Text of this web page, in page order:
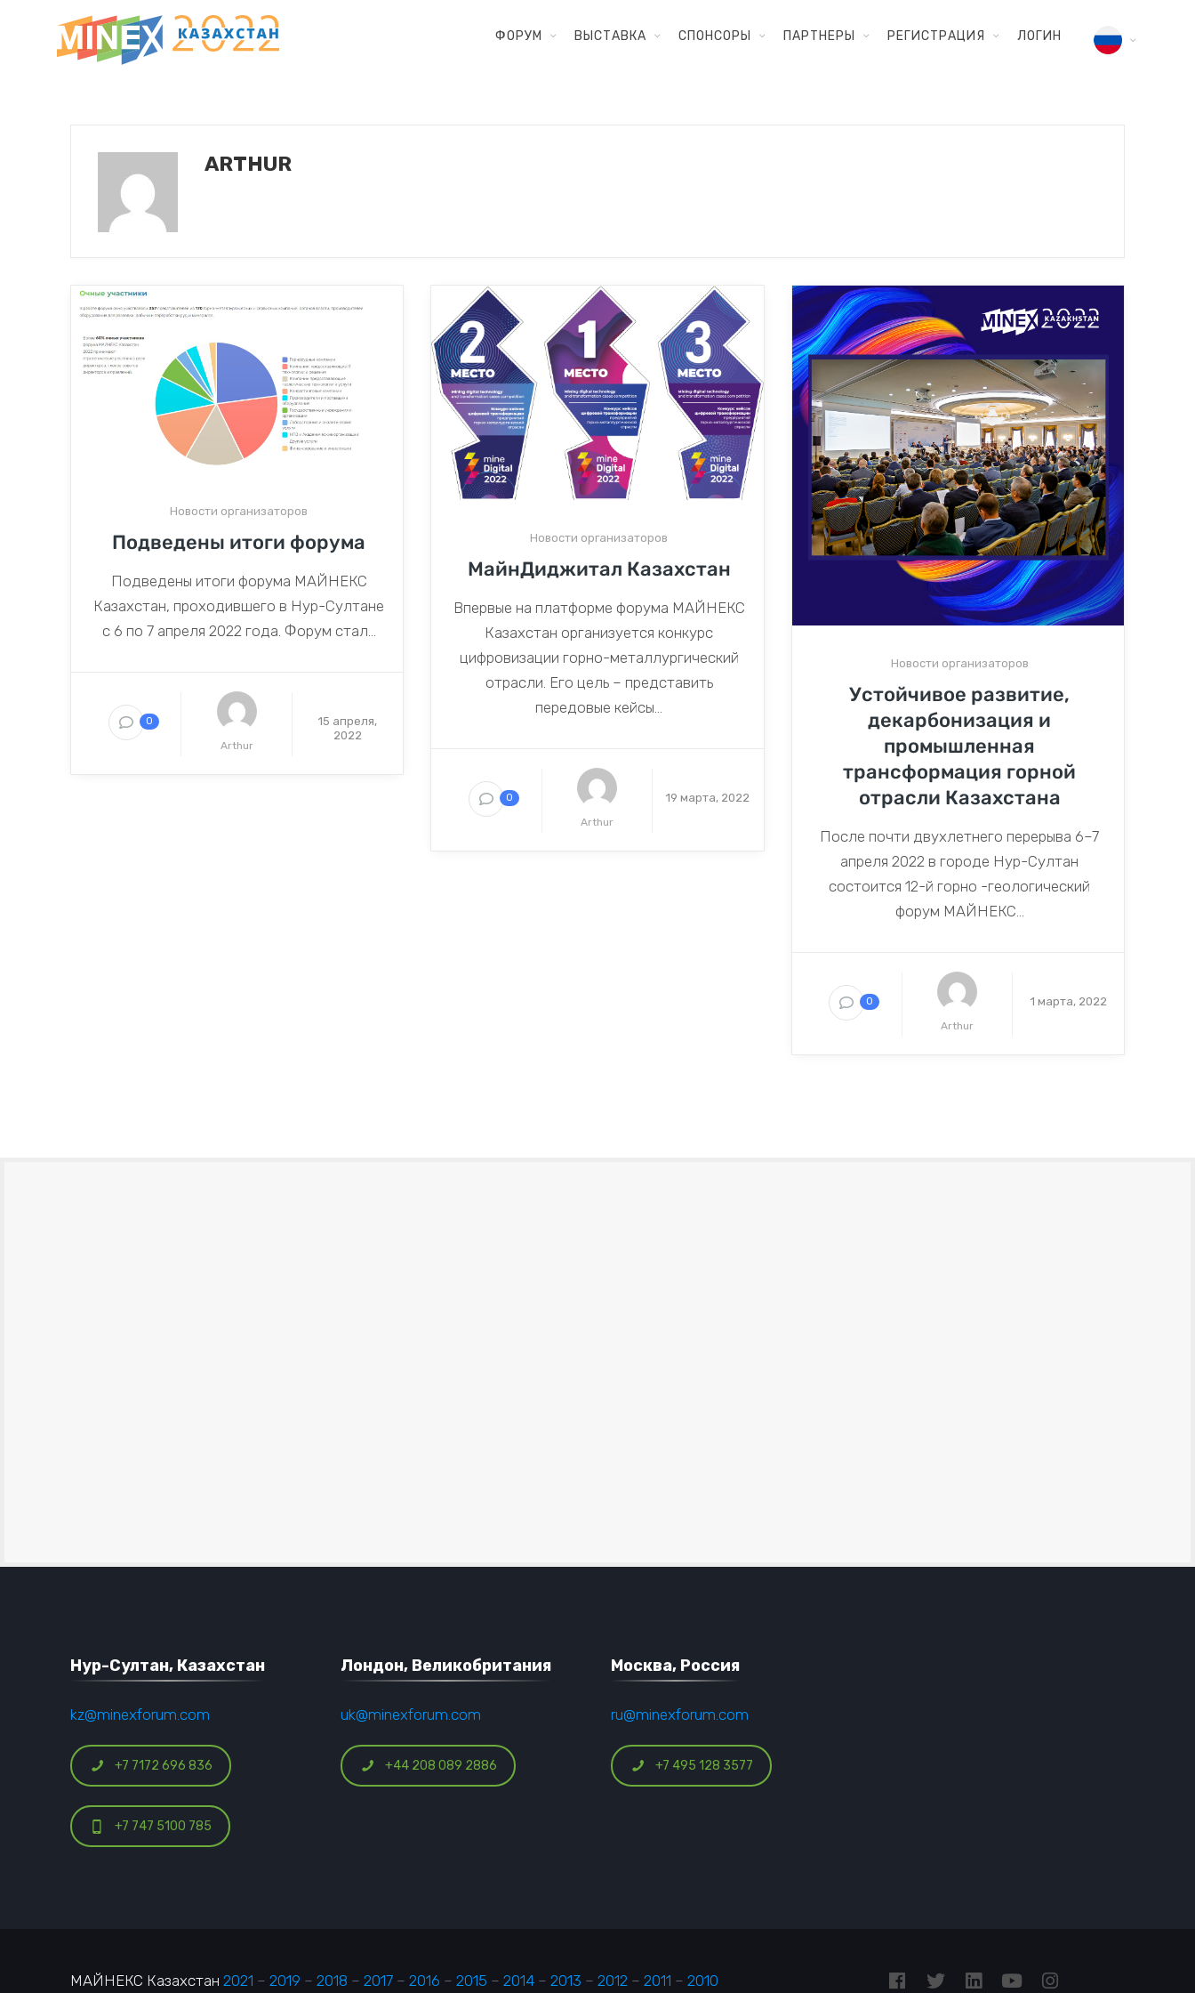
ФОРУМ ВЫСТАВКА СПОНСОРЫ ПАРТНЕРЫ РЕГИСТРАЦИЯ ЛОГИН
ARTHUR
Новости организаторов
Подведены итоги форума
Подведены итоги форума МАЙНЕКС
Казахстан, проходившего в Нур-Султане
с 6 по 7 апреля 2022 года. Форум стал...
0
Arthur
15 апреля,
2022
Новости организаторов
МайнДиджитал Казахстан
Впервые на платформе форума МАЙНЕКС
Казахстан организуется конкурс
цифровизации горно-металлургический
отрасли. Его цель – представить
передовые кейсы...
0
Arthur
19 марта, 2022
Новости организаторов
Устойчивое развитие,
декарбонизация и
промышленная
трансформация горной
отрасли Казахстана
После почти двухлетнего перерыва 6–7
апреля 2022 в городе Нур-Султан
состоится 12-й горно -геологический
форум МАЙНЕКС...
0
Arthur
1 марта, 2022
Нур-Султан, Казахстан
kz@minexforum.com
+7 7172 696 836
+7 747 5100 785
Лондон, Великобритания
uk@minexforum.com
+44 208 089 2886
Москва, Россия
ru@minexforum.com
+7 495 128 3577
МАЙНЕКС Казахстан 2021 – 2019 – 2018 – 2017 – 2016 – 2015 – 2014 – 2013 – 2012 – 2011 – 2010